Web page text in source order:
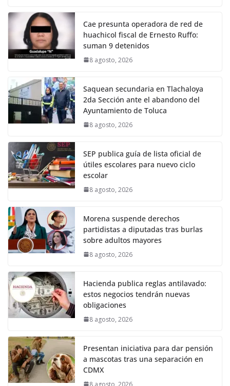
Cae presunta operadora de red de
huachicol fiscal de Ernesto Ruffo:
suman 9 detenidos
8 agosto, 2026
Saquean secundaria en Tlachaloya
2da Sección ante el abandono del
Ayuntamiento de Toluca
8 agosto, 2026
SEP publica guía de lista oficial de
útiles escolares para nuevo ciclo
escolar
8 agosto, 2026
Morena suspende derechos
partidistas a diputadas tras burlas
sobre adultos mayores
8 agosto, 2026
Hacienda publica reglas antilavado:
estos negocios tendrán nuevas
obligaciones
8 agosto, 2026
Presentan iniciativa para dar pensión
a mascotas tras una separación en
CDMX
8 agosto, 2026